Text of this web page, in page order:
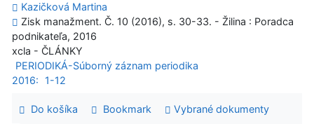
Kazičková Martina
Zisk manažment. Č. 10 (2016), s. 30-33. - Žilina : Poradca
podnikateľa, 2016
xcla - ČLÁNKY
PERIODIKÁ-Súborný záznam periodika
2016:
1-12
Do košíka Bookmark Vybrané dokumenty